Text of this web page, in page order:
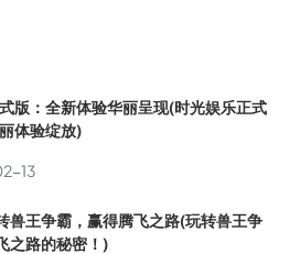
版：全新体验华丽呈现(时光娱乐正式
体验绽放)
13
兽王争霸，赢得腾飞之路(玩转兽王争
之路的秘密！)